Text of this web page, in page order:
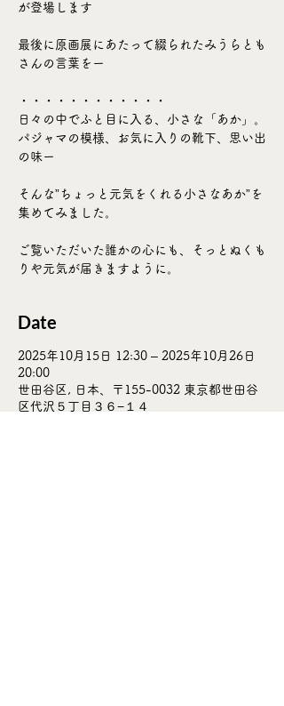
が登場します
最後に原画展にあたって綴られたみうらとも
さんの言葉をー
・・・・・・・・・・・・
日々の中でふと目に入る、小さな「あか」。
パジャマの模様、お気に入りの靴下、思い出
の味ー
そんな”ちょっと元気をくれる小さなあか”を
集めてみました。
ご覧いただいた誰かの心にも、そっとぬくも
りや元気が届きますように。
Date
2025年10月15日 12:30 – 2025年10月26日
20:00
世田谷区, 日本、〒155-0032 東京都世田谷
区代沢５丁目３６−１４